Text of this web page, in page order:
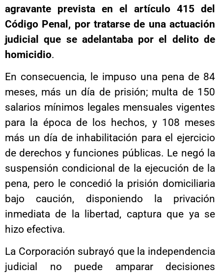
agravante prevista en el artículo 415 del
Código Penal, por tratarse de una actuación
judicial que se adelantaba por el delito de
homicidio.
En consecuencia, le impuso una pena de 84
meses, más un día de prisión; multa de 150
salarios mínimos legales mensuales vigentes
para la época de los hechos, y 108 meses
más un día de inhabilitación para el ejercicio
de derechos y funciones públicas. Le negó la
suspensión condicional de la ejecución de la
pena, pero le concedió la prisión domiciliaria
bajo caución, disponiendo la privación
inmediata de la libertad, captura que ya se
hizo efectiva.
La Corporación subrayó que la independencia
judicial no puede amparar decisiones